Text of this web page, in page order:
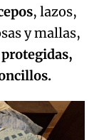
, lazos,
y mallas,
protegidas,